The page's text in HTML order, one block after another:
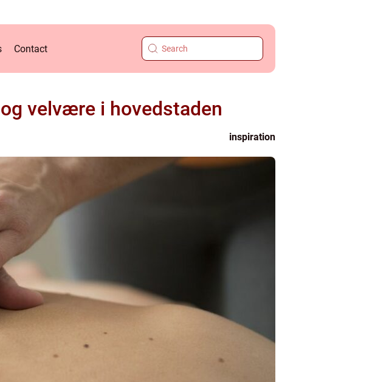
Contact
velvære i hovedstaden
inspiration